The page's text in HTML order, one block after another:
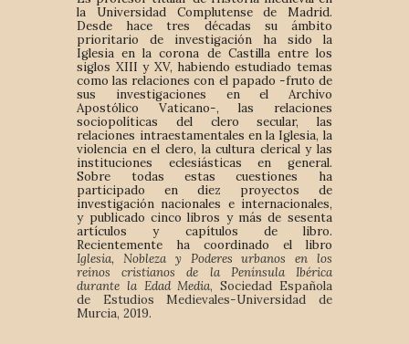
la Universidad Complutense de Madrid.
Desde hace tres décadas su ámbito
prioritario de investigación ha sido la
Iglesia en la corona de Castilla entre los
siglos XIII y XV, habiendo estudiado temas
como las relaciones con el papado -fruto de
sus investigaciones en el Archivo
Apostólico Vaticano-, las relaciones
sociopolíticas del clero secular, las
relaciones intraestamentales en la Iglesia, la
violencia en el clero, la cultura clerical y las
instituciones eclesiásticas en general.
Sobre todas estas cuestiones ha
participado en diez proyectos de
investigación nacionales e internacionales,
y publicado cinco libros y más de sesenta
artículos y capítulos de libro.
Recientemente ha coordinado el libro
Iglesia, Nobleza y Poderes urbanos en los
reinos cristianos de la Península Ibérica
durante la Edad Media, Sociedad Española
de Estudios Medievales-Universidad de
Murcia, 2019.